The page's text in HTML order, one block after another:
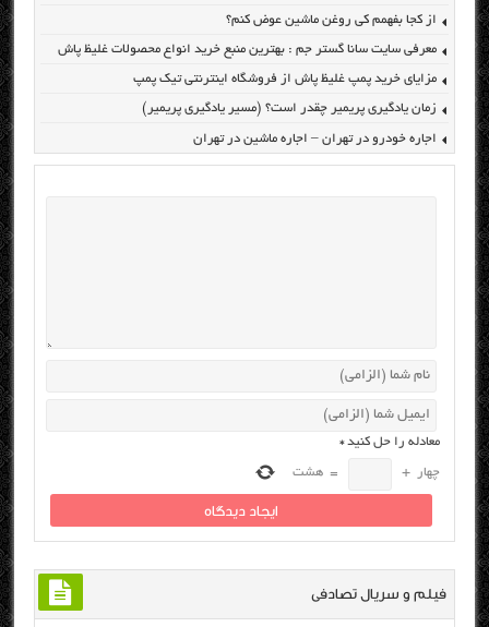
از کجا بفهمم کی روغن ماشین عوض کنم؟
معرفی سایت سانا گستر جم : بهترین منبع خرید انواع محصولات غلیظ پاش
مزایای خرید پمپ غلیظ پاش از فروشگاه اینترنتی تیک پمپ
زمان یادگیری پریمیر چقدر است؟ (مسیر یادگیری پریمیر)
اجاره خودرو در تهران – اجاره ماشین در تهران
معادله را حل کنید*
چهار +
= هشت
فیلم و سریال تصادفی